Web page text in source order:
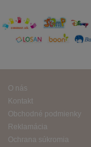
O nás
Kontakt
Obchodné podmienky
Reklamácia
Ochrana súkromia